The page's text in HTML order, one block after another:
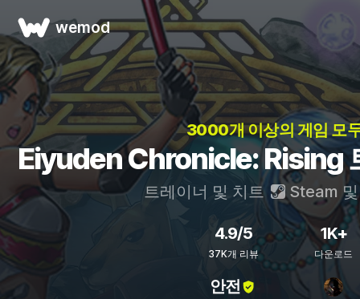
wemod
3000개 이상의 게임 모
Eiyuden Chronicle: Rising
트레이너 및 치트 Steam
4.9/5
37K개 리뷰
1K+
다운로드
안전